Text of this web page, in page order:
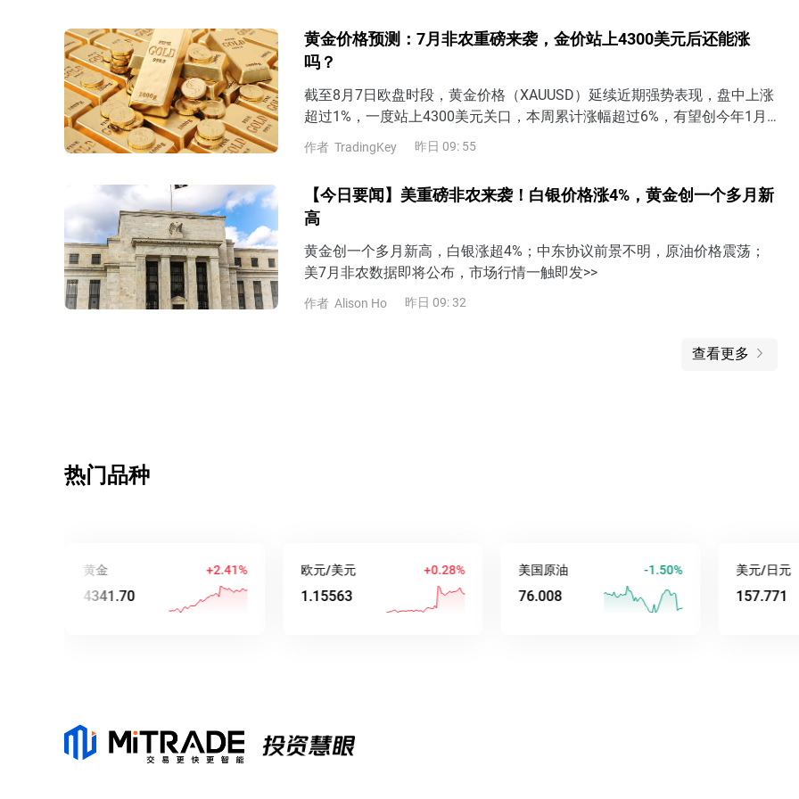
黄金价格预测：7月非农重磅来袭，金价站上4300美元后还能涨
吗？
截至8月7日欧盘时段，黄金价格（XAUUSD）延续近期强势表现，盘中上涨
超过1%，一度站上4300美元关口，本周累计涨幅超过6%，有望创今年1月
以来最大单周涨幅。随着美国7月非农就业数据即将公布，市场正在重新评
估美联储9月是否仍有必要加息，黄金也进入近期重要的方向选择阶段。7月
公布7月非农就业报告。从
作者 TradingKey 昨日 09: 55
【今日要闻】美重磅非农来袭！白银价格涨4%，黄金创一个多月新
高
黄金创一个多月新高，白银涨超4%；中东协议前景不明，原油价格震荡；
美7月非农数据即将公布，市场行情一触即发>>
作者 Alison Ho 昨日 09: 32
查看更多
热门品种
+2.41%
4341.70
欧元/美元 +0.28%
1.15563
美国原油 -1.50%
76.008
美元/日元
157.771